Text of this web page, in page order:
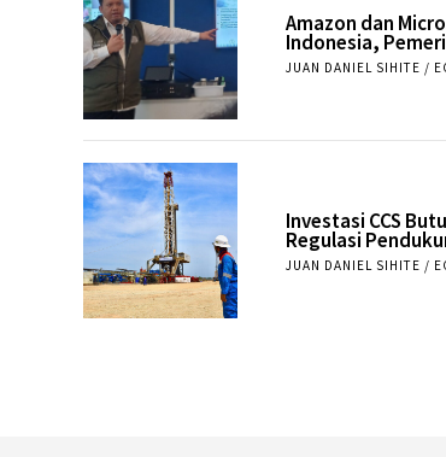
Amazon dan
Indonesia,
JUAN DANIEL SIHITE /
Investasi CCS
Regulasi
JUAN DANIEL SIHITE /